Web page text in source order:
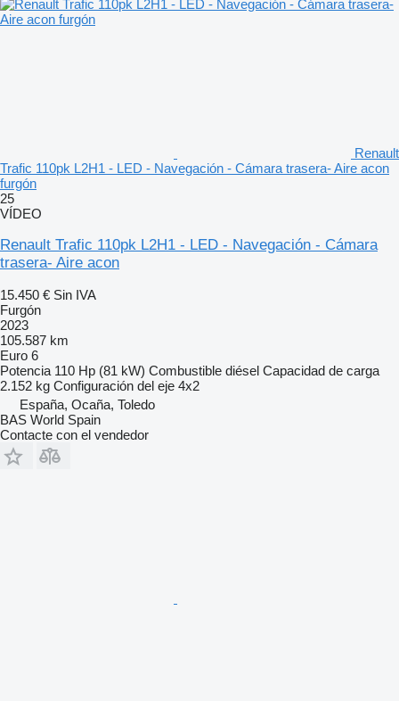
Renault
Trafic 110pk L2H1 - LED - Navegación - Cámara trasera- Aire acon
furgón
25
VÍDEO
Renault Trafic 110pk L2H1 - LED - Navegación - Cámara
trasera- Aire acon
15.450 € Sin IVA
Furgón
2023
105.587 km
Euro 6
Potencia 110 Hp (81 kW) Combustible diésel Capacidad de carga
2.152 kg Configuración del eje 4x2
España, Ocaña, Toledo
BAS World Spain
Contacte con el vendedor